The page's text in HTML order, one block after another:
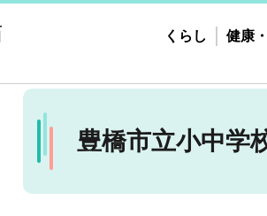
くらし 健康
豊橋市立小中学